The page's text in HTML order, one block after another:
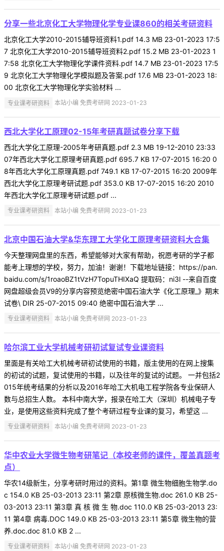
分享一些北京化工大学物理化学专业课860的相关考研资料
北京化工大学2010-2015辅导班资料1.pdf 14.3 MB 23-01-2023 17:5
7 北京化工大学2010-2015辅导班资料2.pdf 15.2 MB 23-01-2023 1
7:58 北京化工大学物理化学课件资料.pdf 14.7 MB 23-01-2023 17:5
9 北京化工大学物理化学模拟题及答案.pdf 17.6 MB 23-01-2023 18:
00 北京化工大学物理化学实验材料 ...
专业课考研资料 本站小编 免费考研网 2023-01-23
西北大学化工原理02-15年考研真题试卷分享下载
西北大学化工原理-2005年考研真题.pdf 2.3 MB 19-12-2010 23:33
07年西北大学化工原理考研真题.pdf 695.7 KB 17-07-2015 16:20 0
8年西北大学化工原理真题.pdf 749.1 KB 17-07-2015 16:20 2009年
西北大学化工原理考研试题.pdf 353.0 KB 17-07-2015 16:20 2010
年西北大学化工原理考研试题.pdf ...
专业课考研资料 本站小编 免费考研网 2023-01-23
北京中国石油大学&华东理工大学化工原理考研资料大合集
今天整理网盘里的东西，希望能够对大家有帮助，祝愿考研的学子都
能考上理想的学校，努力，加油！谢谢！下载地址链接：https://pan.
baidu.com/s/1roaoBZ1tVzH7TopuTHIXaQ 提取码：ni3l --来自百度
网盘超级会员V9的分享内容预览绝密中国石油大学《化工原理_》期末
试卷\ DIR 25-07-2015 09:40 绝密中国石油大学 ...
专业课考研资料 本站小编 免费考研网 2023-01-23
哈尔滨工业大学机械考研初试复试专业课资料
里面是有关哈工大机械考研初试使用的书籍，版主使用的在网上搜集
的初试的试题，复试使用的书籍，以及往年的复试的试题。 一并包括2
015年统考结果的分析以及2016年哈工大机电工程学院各专业保研人
数与总招生人数。 本科中南大学，报录在哈工大（深圳）机械电子专
业，是使用这些资料完成了整个考研过程专业课的复习，希望这 ...
专业课考研资料 本站小编 免费考研网 2023-01-23
华中农业大学微生物考研笔记（本校老师的课件，覆盖真题考
点）
华农14级新生，分享考研时用过的资料。第1章 微生物细胞生物学.do
c 154.0 KB 25-03-2013 23:11 第2章 原核微生物.doc 261.0 KB 25-
03-2013 23:11 第3章 真 核 微 生 物.doc 110.0 KB 25-03-2013 23:
11 第4章 病毒.DOC 149.0 KB 25-03-2013 23:11 第5章 微生物的营
养.doc.doc 81.0 KB 2 ...
专业课考研资料 本站小编 免费考研网 2023-01-23